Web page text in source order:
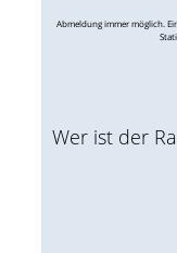
Abmeldung immer möglich.
Wer ist der